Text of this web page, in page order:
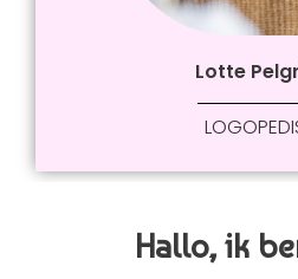
Lotte
Hallo, ik